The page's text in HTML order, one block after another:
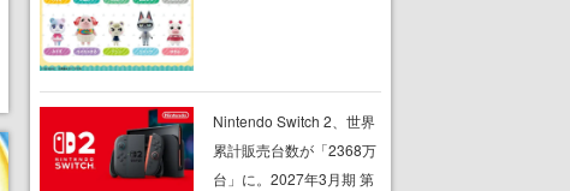
Nintendo Switch 2、世界
累計販売台数が「2368万
台」に。2027年3月期 第